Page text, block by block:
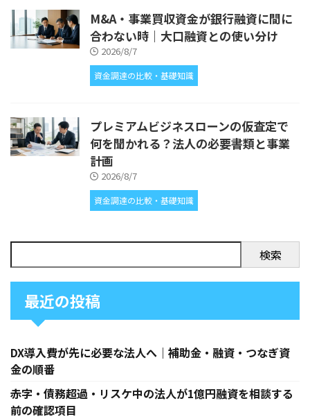
M&A・事業買収資金が銀行融資に間に
合わない時｜大口融資との使い分け
2026/8/7
資金調達の比較・基礎知識
プレミアムビジネスローンの仮査定で
何を聞かれる？法人の必要書類と事業
計画
2026/8/7
資金調達の比較・基礎知識
検索
最近の投稿
DX導入費が先に必要な法人へ｜補助金・融資・つなぎ資
金の順番
赤字・債務超過・リスケ中の法人が1億円融資を相談する
前の確認項目